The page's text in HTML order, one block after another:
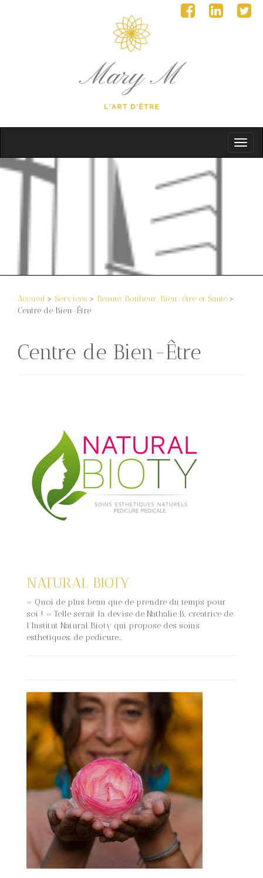
Accueil > Services > Beauté, Bonheur, Bien-être et Santé >
Centre de Bien-Être
Centre de Bien-Être
NATURAL BIOTY
« Quoi de plus beau que de prendre du temps pour
soi ! » Telle serait la devise de Nathalie B., créatrice de
l’Institut Natural Bioty qui propose des soins
esthétiques, de pédicure...